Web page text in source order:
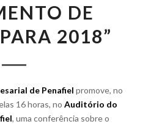
DE
2018”
de Penafiel promove, no
16 horas, no Auditório do
, uma conferência sobre o